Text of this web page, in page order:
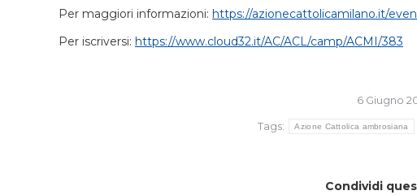
Per maggiori informazioni: https://azionecattolicamilano.it/
Per iscriversi: https://www.cloud32.it/AC/ACL/camp/ACMI/383
6 Giugno
Tags:
Azione Cattolica ambrosiana
Condividi